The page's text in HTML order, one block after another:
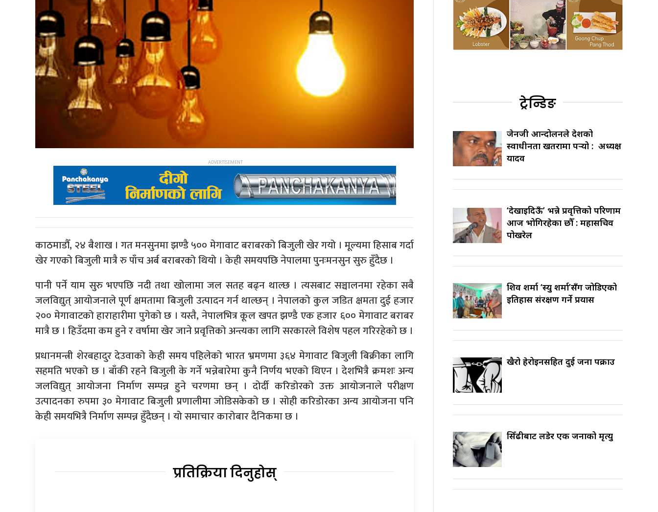
काठमाडौँ, २४ बैशाख । गत मनसुनमा झण्डै ५०० मेगावाट बराबरको बिजुली खेर गयो । मूल्यमा हिसाब गर्दा
खेर गएको बिजुली मात्रै रु पाँच अर्ब बराबरको थियो । केही समयपछि नेपालमा पुनःमनसुन सुरु हुँदैछ ।
पानी पर्ने याम सुरु भएपछि नदी तथा खोलामा जल सतह बढ्न थाल्छ । त्यसबाट सञ्चालनमा रहेका सबै
जलविद्युत् आयोजनाले पूर्ण क्षमतामा बिजुली उत्पादन गर्न थाल्छन् । नेपालको कुल जडित क्षमता दुई हजार
२०० मेगावाटको हाराहारीमा पुगेको छ । यस्तै, नेपालभित्र कूल खपत झण्डै एक हजार ६०० मेगावाट बराबर
मात्रै छ । हिउँदमा कम हुने र वर्षामा खेर जाने प्रवृत्तिको अन्त्यका लागि सरकारले विशेष पहल गरिरहेको छ ।
प्रधानमन्त्री शेरबहादुर देउवाको केही समय पहिलेको भारत भ्रमणमा ३६४ मेगावाट बिजुली बिक्रीका लागि
सहमति भएको छ । बाँकी रहने बिजुली के गर्ने भन्नेबारेमा कुनै निर्णय भएको थिएन । देशभित्रै क्रमशः अन्य
जलविद्युत् आयोजना निर्माण सम्पन्न हुने चरणमा छन् । दोर्दी करिडोरको उक्त आयोजनाले परीक्षण
उत्पादनका रुपमा ३० मेगावाट बिजुली प्रणालीमा जोडिसकेको छ । सोही करिडोरका अन्य आयोजना पनि
केही समयभित्रै निर्माण सम्पन्न हुँदैछन् । यो समाचार कारोबार दैनिकमा छ ।
प्रतिक्रिया दिनुहोस्
ट्रेन्डिङ
जेनजी आन्दोलनले देशको
स्वाधीनता खतरामा पर्‍यो : अध्यक्ष
यादव
‘देखाइदिऊँ’ भन्ने प्रवृत्तिको परिणाम
आज भोगिरहेका छौँ : महासचिव
पोखरेल
शिव शर्मा ‘स्यु शर्मा’सँग जोडिएको
इतिहास संरक्षण गर्ने प्रयास
खैरो हेरोइनसहित दुई जना पक्राउ
सिँढीबाट लडेर एक जनाको मृत्यु